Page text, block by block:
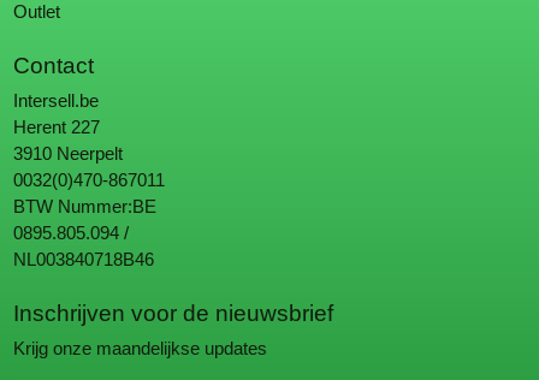
Outlet
Contact
Intersell.be
Herent 227
3910 Neerpelt
0032(0)470-867011
BTW Nummer:BE
0895.805.094 /
NL003840718B46
Inschrijven voor de nieuwsbrief
Krijg onze maandelijkse updates